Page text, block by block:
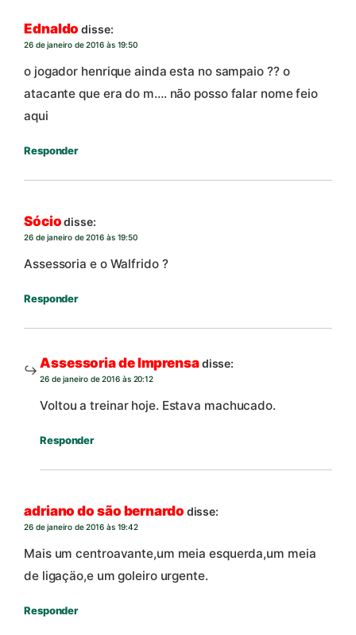
Ednaldo disse:
26 de janeiro de 2016 às 19:50
o jogador henrique ainda esta no sampaio ?? o
atacante que era do m…. não posso falar nome feio
aqui
Responder
Sócio disse:
26 de janeiro de 2016 às 19:50
Assessoria e o Walfrido ?
Responder
Assessoria de Imprensadisse:
26 de janeiro de 2016 às 20:12
Voltou a treinar hoje. Estava machucado.
Responder
adriano do são bernardo disse:
26 de janeiro de 2016 às 19:42
Mais um centroavante,um meia esquerda,um meia
de ligaçäo,e um goleiro urgente.
Responder